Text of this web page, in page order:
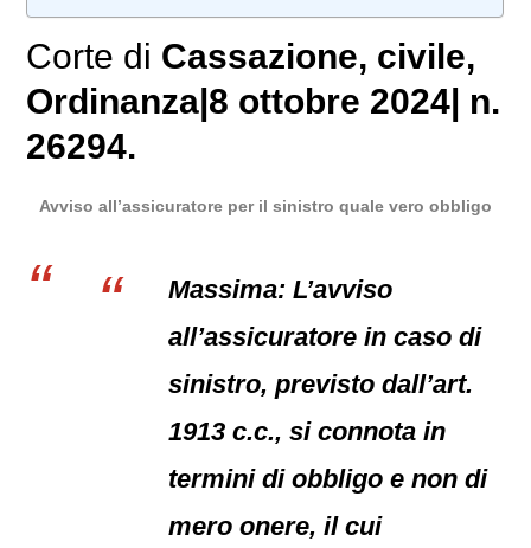
Corte di Cassazione, civile,
Ordinanza|8 ottobre 2024| n.
26294.
Avviso all’assicuratore per il sinistro quale vero obbligo
Massima: L’avviso
all’assicuratore in caso di
sinistro, previsto dall’art.
1913 c.c., si connota in
termini di obbligo e non di
mero onere, il cui